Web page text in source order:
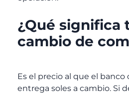
¿Qué significa
cambio de
Es el precio al que el banco
entrega soles a cambio. Si